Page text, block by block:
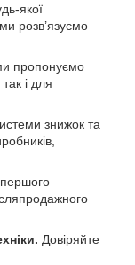
якої
розв’язуємо
пропонуємо
і для
знижок та
Довіряйте